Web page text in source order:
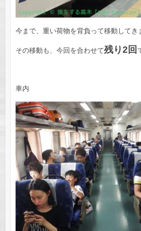
今まで、重い荷物を背負って移動してき
その移動も、今回を合わせて残り2回
車内